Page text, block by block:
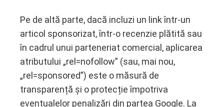
Pe de altă parte, dacă incluzi un link într-un
articol sponsorizat, într-o recenzie plătită sau
în cadrul unui parteneriat comercial, aplicarea
atributului „rel=nofollow” (sau, mai nou,
„rel=sponsored”) este o măsură de
transparență și o protecție împotriva
eventualelor penalizări din partea Google. La